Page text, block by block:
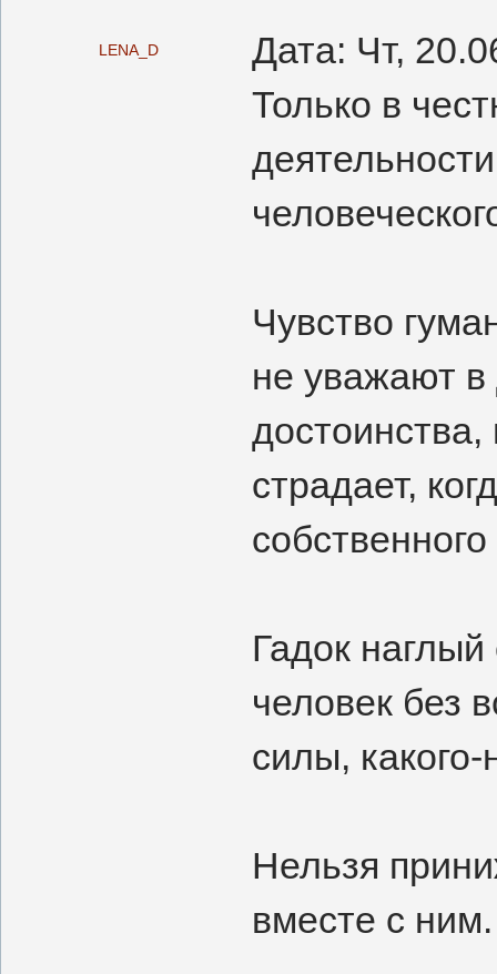
LENA_D
Дата: Чт,
Только в
Чувство
не уважают в
страдает,
Гадок
человек без
силы,
Нельзя
вместе с ним.